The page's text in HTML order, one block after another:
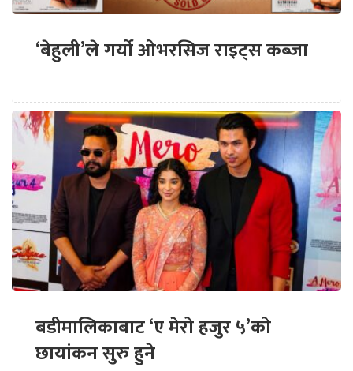
‘बेहुली’ले गर्यो ओभरसिज राइट्स कब्जा
बडीमालिकाबाट ‘ए मेरो हजुर ५’को
छायांकन सुरु हुने